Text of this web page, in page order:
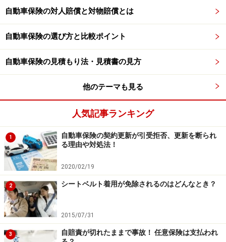
度額なしの保険会社があります。
これらのサービスは、概ね各保険会社で用意されている
ものです。その他、修理が終わったあとに自宅まで運ん
でもらったり、取りに行ったりする費用を負担してくれ
る「修理後搬送、引き取り費用」や、トラブルの際、契
約している車両と同等クラスのレンタカーを24時間無料
上げを助けてくれるサービスなどもあり、保険会社によ
る取り扱いの有無、限度や条件に違いがあります。
次のページでは「ロードサービスは最後の決め手に」を
紹介します。
※記事内容は執筆時点のものです。最新の内容をご確認くださ
い。
本記事の内容は一般的な情報提供を目的としており、特定の金融
商品や投資行動を推奨するものではありません。
投資や資産運用に関する最終的なご判断はご自身の責任において
自動車保険の対人賠償と対物賠償とは
自動車保険の選び方と比較ポイント
自動車保険の見積もり法・見積書の見方
他のテーマも見る
人気記事ランキング
1
自動車保険の契約更新が引受拒否、更新を断られ
る理由や対処法！
2020/02/19
2 シートベルト着用が免除されるのはどんなとき？
2015/07/31
3
自賠責が切れたままで事故！ 任意保険は支払われ